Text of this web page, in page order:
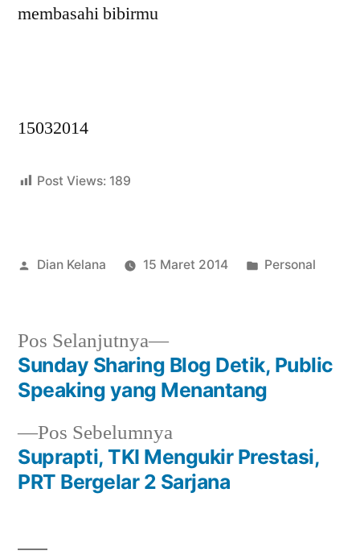
membasahi bibirmu
15032014
Post Views: 189
Posted
Dian Kelana 15 Maret 2014
Posted
Personal
Navigasi
posPos SebelumnyaPrevious
post:
Suprapti, TKI Mengukir Prestasi,
PRT Bergelar 2 Sarjana
Pos Selanjutnya
Next
post:
Sunday Sharing Blog Detik, Public
Speaking yang Menantang